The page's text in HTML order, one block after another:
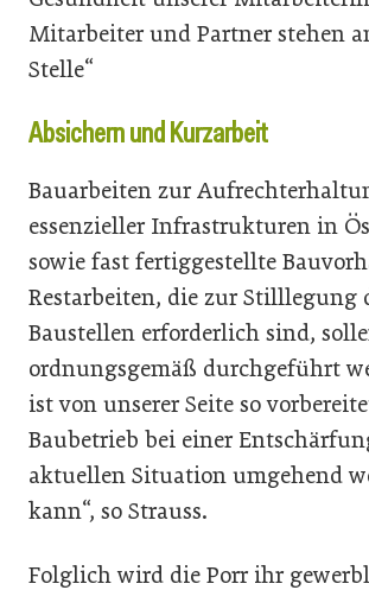
Mitarbeiter und Partner stehen
Stelle“
Absichern und Kurzarbeit
Bauarbeiten zur
essenzieller Infrastrukturen in
sowie fast fertiggestellte
Restarbeiten, die zur Stilllegung
Baustellen erforderlich sind,
ordnungsgemäß durchgeführt
ist von unserer Seite so
Baubetrieb bei einer
aktuellen Situation umgehend
kann“, so Strauss.
Folglich wird die Porr ihr